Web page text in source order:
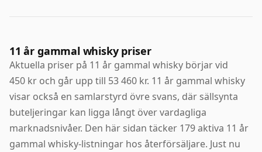
11 år gammal whisky priser
Aktuella priser på 11 år gammal whisky börjar vid
450 kr och går upp till 53 460 kr. 11 år gammal whisky
visar också en samlarstyrd övre svans, där sällsynta
buteljeringar kan ligga långt över vardagliga
marknadsnivåer. Den här sidan täcker 179 aktiva 11 år
gammal whisky-listningar hos återförsäljare. Just nu